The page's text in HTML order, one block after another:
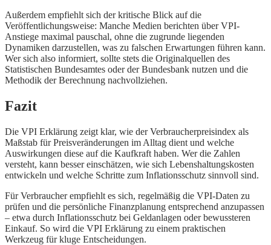
Außerdem empfiehlt sich der kritische Blick auf die
Veröffentlichungsweise: Manche Medien berichten über VPI-
Anstiege maximal pauschal, ohne die zugrunde liegenden
Dynamiken darzustellen, was zu falschen Erwartungen führen kann.
Wer sich also informiert, sollte stets die Originalquellen des
Statistischen Bundesamtes oder der Bundesbank nutzen und die
Methodik der Berechnung nachvollziehen.
Fazit
Die VPI Erklärung zeigt klar, wie der Verbraucherpreisindex als
Maßstab für Preisveränderungen im Alltag dient und welche
Auswirkungen diese auf die Kaufkraft haben. Wer die Zahlen
versteht, kann besser einschätzen, wie sich Lebenshaltungskosten
entwickeln und welche Schritte zum Inflationsschutz sinnvoll sind.
Für Verbraucher empfiehlt es sich, regelmäßig die VPI-Daten zu
prüfen und die persönliche Finanzplanung entsprechend anzupassen
– etwa durch Inflationsschutz bei Geldanlagen oder bewussteren
Einkauf. So wird die VPI Erklärung zu einem praktischen
Werkzeug für kluge Entscheidungen.